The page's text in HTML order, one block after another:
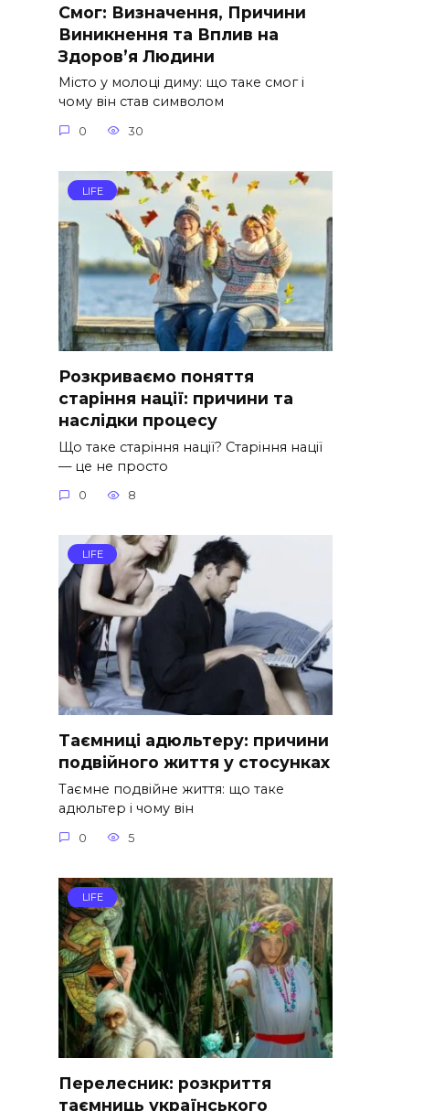
Смог: Визначення, Причини
Виникнення та Вплив на
Здоров’я Людини
Місто у молоці диму: що таке смог і
чому він став символом
0 30
LIFE
Розкриваємо поняття
старіння нації: причини та
наслідки процесу
Що таке старіння нації? Старіння нації
— це не просто
0 8
LIFE
Таємниці адюльтеру: причини
подвійного життя у стосунках
Таємне подвійне життя: що таке
адюльтер і чому він
0 5
LIFE
Перелесник: розкриття
таємниць українського